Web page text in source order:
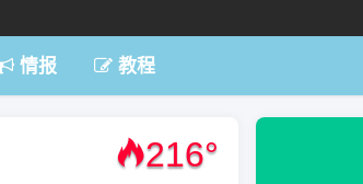
情报 教程
216°